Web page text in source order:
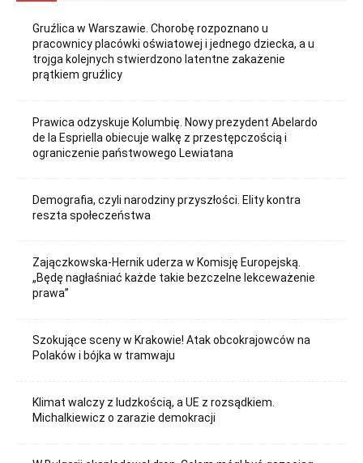
Gruźlica w Warszawie. Chorobę rozpoznano u
pracownicy placówki oświatowej i jednego dziecka, a u
trojga kolejnych stwierdzono latentne zakażenie
prątkiem gruźlicy
Prawica odzyskuje Kolumbię. Nowy prezydent Abelardo
de la Espriella obiecuje walkę z przestępczością i
ograniczenie państwowego Lewiatana
Demografia, czyli narodziny przyszłości. Elity kontra
reszta społeczeństwa
Zajączkowska-Hernik uderza w Komisję Europejską.
„Będę nagłaśniać każde takie bezczelne lekceważenie
prawa”
Szokujące sceny w Krakowie! Atak obcokrajowców na
Polaków i bójka w tramwaju
Klimat walczy z ludzkością, a UE z rozsądkiem.
Michalkiewicz o zarazie demokracji